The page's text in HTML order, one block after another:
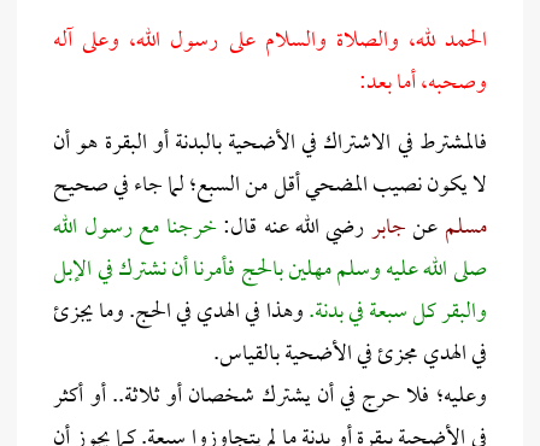
الحمد لله، والصلاة والسلام على رسول الله، وعلى آله
وصحبه، أما بعد:
فالمشترط في الاشتراك في الأضحية بالبدنة أو البقرة هو أن
لا يكون نصيب المضحي أقل من السبع؛ لما جاء في صحيح
مسلمعنجابررضي الله عنه قال:خرجنا مع رسول الله
صلى الله عليه وسلم مهلين بالحج فأمرنا أن نشترك في الإبل
والبقر كل سبعة في بدنة.وهذا في الهدي في الحج. وما يجزئ
في الهدي مجزئ في الأضحية بالقياس.
وعليه؛ فلا حرج في أن يشترك شخصان أو ثلاثة.. أو أكثر